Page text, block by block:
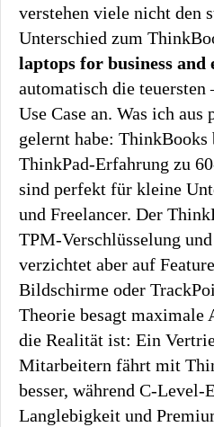
verstehen viele nicht den
Unterschied zum
laptops for business and
automatisch die teuersten
Use Case an. Was ich
gelernt habe: ThinkBooks
ThinkPad-Erfahrung zu
sind perfekt für kleine
und Freelancer. Der
TPM-Verschlüsselung
verzichtet aber auf
Bildschirme oder
Theorie besagt maximale
die Realität ist: Ein
Mitarbeitern fährt mit
besser, während C-Level-
Langlebigkeit und